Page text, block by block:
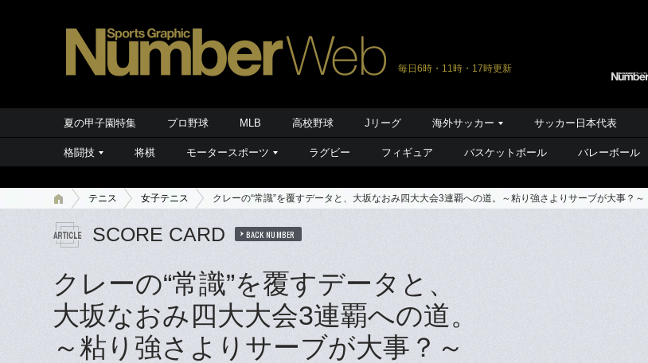
毎日6時・11時・17時更新
夏の甲子園特集 プロ野球 MLB 高校野球 Jリーグ 海外サッカー サッカー日本代表
格闘技 将棋 モータースポーツ ラグビー フィギュア バスケットボール バレーボール
テニス 女子テニス クレーの“常識”を覆すデータと、大坂なおみ四大大会3連覇への道。～粘り強さよりサーブが大事？～
SCORE CARD BACK NUMBER
クレーの“常識”を覆すデータと、
大坂なおみ四大大会3連覇への道。
～粘り強さよりサーブが大事？～